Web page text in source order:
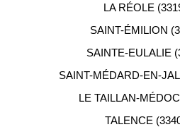
LA RÉOLE
SAINT-ÉMILION
SAINTE-EULALIE
SAINT-MÉDARD-EN-
LE TAILLAN-
TALENCE